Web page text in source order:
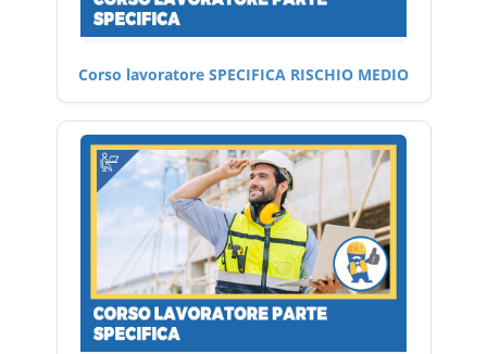
Corso lavoratore SPECIFICA RISCHIO MEDIO